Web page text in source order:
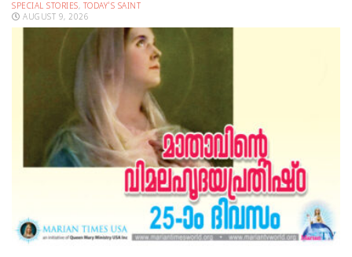
SPECIAL STORIES, TODAY'S SAINT
AUGUST 9, 2026